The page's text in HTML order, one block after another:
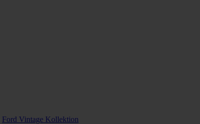
Ford Vintage Kollektion